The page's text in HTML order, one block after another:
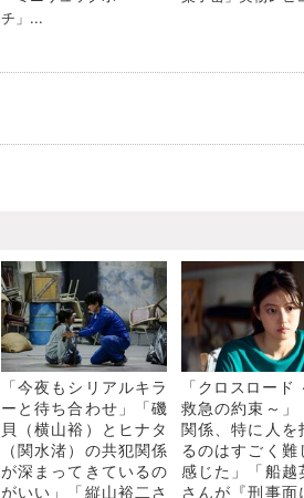
「今夜もシリアルキラ
ーと待ち合わせ」「磯
貝（横山裕）とヒナタ
（関水渚）の共犯関係
が深まってきているの
がいい」「縦山裕二さ
「クロスロード
救急の約束～」
関係、特に人を
るのはすごく難
感じた」「船越
さんが『刑事面